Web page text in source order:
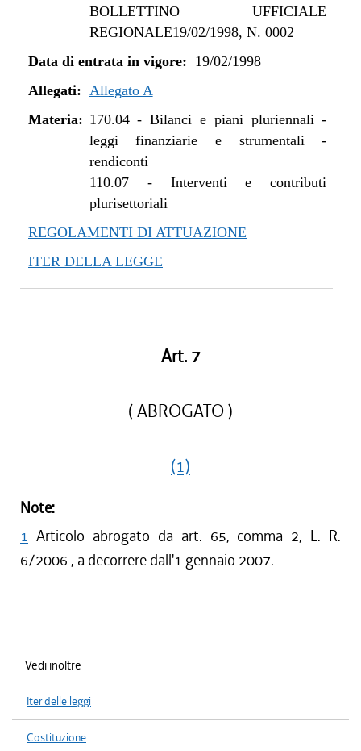
BOLLETTINO UFFICIALE
REGIONALE19/02/1998, N. 0002
Data di entrata in vigore: 19/02/1998
Allegati: Allegato A
Materia: 170.04-Bilanci e piani pluriennali -
leggi finanziarie e strumentali -
rendiconti
110.07- Interventi e contributi
plurisettoriali
REGOLAMENTI DI ATTUAZIONE
ITER DELLA LEGGE
Art. 7
( ABROGATO )
(1)
Note:
1 Articolo abrogato da art. 65, comma 2, L. R.
6/2006 , a decorrere dall'1 gennaio 2007.
Vedi inoltre
Iter delle leggi
Costituzione